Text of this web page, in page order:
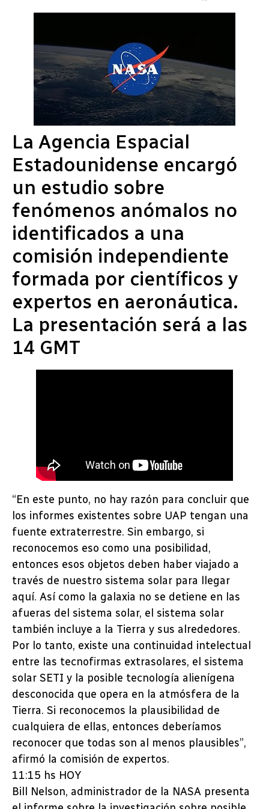
La Agencia Espacial
Estadounidense encargó
un estudio sobre
fenómenos anómalos no
identificados a una
comisión independiente
formada por científicos y
expertos en aeronáutica.
La presentación será a las
14 GMT
“En este punto, no hay razón para concluir que
los informes existentes sobre UAP tengan una
fuente extraterrestre. Sin embargo, si
reconocemos eso como una posibilidad,
entonces esos objetos deben haber viajado a
través de nuestro sistema solar para llegar
aquí. Así como la galaxia no se detiene en las
afueras del sistema solar, el sistema solar
también incluye a la Tierra y sus alrededores.
Por lo tanto, existe una continuidad intelectual
entre las tecnofirmas extrasolares, el sistema
solar SETI y la posible tecnología alienígena
desconocida que opera en la atmósfera de la
Tierra. Si reconocemos la plausibilidad de
cualquiera de ellas, entonces deberíamos
reconocer que todas son al menos plausibles”,
afirmó la comisión de expertos.
11:15 hs HOY
Bill Nelson, administrador de la NASA presenta